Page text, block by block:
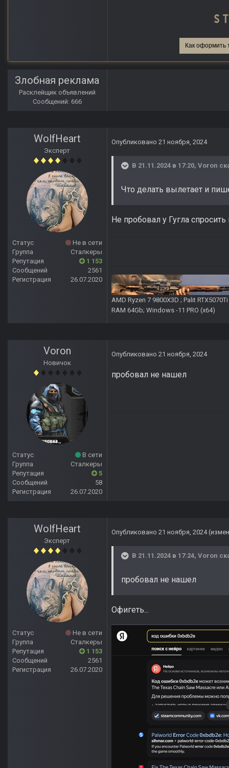
Как оформить
Злобная реклама
Расклейщик объявлений
Сообщений: 666
WolfHeart
Эксперт
Статус
Не в сети
Группа
Сталкеры
Репутация
1 153
Сообщений
2561
Регистрация
26.07.2020
Опубликовано 21 ноября, 2024
В 21.11.2024 в 17:20, Voron
Что делать вылетает и
Не пробовал у Гугла
AMD Ryzen 7 9800X3D ; Palit
RAM 64Gb; Windows -11 PRO (х64)
Voron
Новичок
Статус
В сети
Группа
Сталкеры
Репутация
5
Сообщений
58
Регистрация
26.07.2020
Опубликовано 21 ноября, 2024
пробовал не нашел
WolfHeart
Эксперт
Статус
Не в сети
Группа
Сталкеры
Репутация
1 153
Сообщений
2561
Регистрация
26.07.2020
Опубликовано 21 ноября, 2024
В 21.11.2024 в 17:24, Voron
пробовал не нашел
Офигеть...